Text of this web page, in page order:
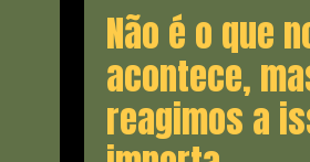
Não é o que
acontece,
reagimos a